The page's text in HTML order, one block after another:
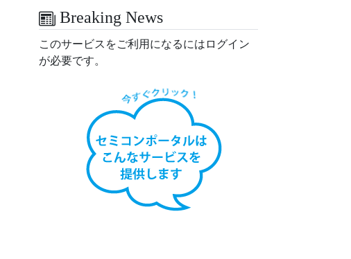
Breaking News
このサービスをご利用になるにはログイン
が必要です。